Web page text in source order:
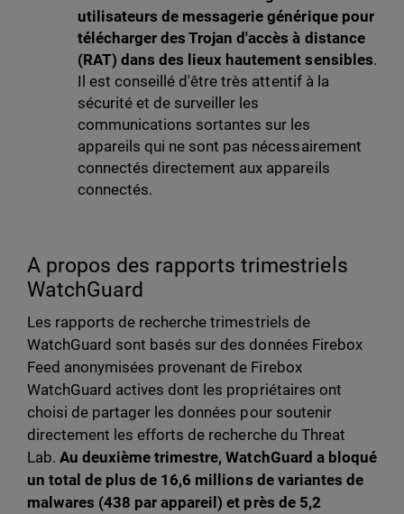
utilisateurs de messagerie générique pour
télécharger des Trojan d'accès à distance
(RAT) dans des lieux hautement sensibles.
Il est conseillé d'être très attentif à la
sécurité et de surveiller les
communications sortantes sur les
appareils qui ne sont pas nécessairement
connectés directement aux appareils
connectés.
A propos des rapports trimestriels
WatchGuard
Les rapports de recherche trimestriels de
WatchGuard sont basés sur des données Firebox
Feed anonymisées provenant de Firebox
WatchGuard actives dont les propriétaires ont
choisi de partager les données pour soutenir
directement les efforts de recherche du Threat
Lab.Au deuxième trimestre, WatchGuard a bloqué
un total de plus de 16,6 millions de variantes de
malwares (438 par appareil) et près de 5,2